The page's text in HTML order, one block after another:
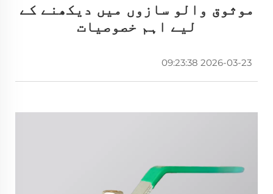
موثوق والو سازوں میں دیکھنے کے
لیے اہم خصوصیات
2026-03-23 09:23:38